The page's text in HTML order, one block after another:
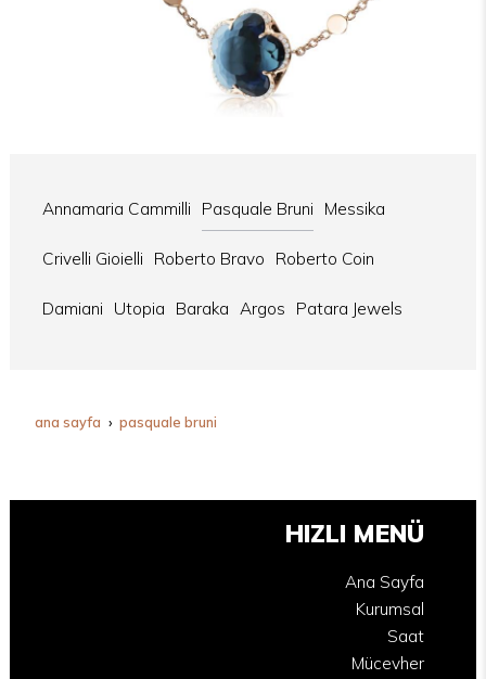
Annamaria Cammilli Pasquale Bruni Messika
Crivelli Gioielli Roberto Bravo Roberto Coin
Damiani Utopia Baraka Argos Patara Jewels
ana sayfa pasquale bruni
HIZLI MENÜ
Ana Sayfa
Kurumsal
Saat
Mücevher